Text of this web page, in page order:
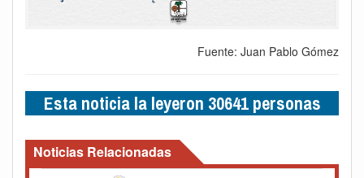
Fuente: Juan Pablo Gómez
Esta noticia la leyeron 30641 personas
Noticias Relacionadas